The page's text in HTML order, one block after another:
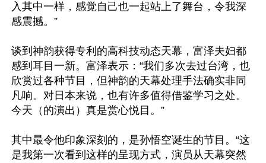
入其中一样，感觉自己也一起站上了舞台，令我深
感震撼。”
谈到神韵获得专利的高科技动态天幕，富泽夫妇都
感到耳目一新。富泽表示：“我们多次去过台湾，也
欣赏过各种节目，但神韵的天幕处理手法确实非同
凡响。对日本来说，也有许多值得借鉴学习之处。
今天（的演出）真是赏心悦目。”
其中最令他印象深刻的，是孙悟空诞生的节目。“这
是我第一次看到这样的呈现方式，演员从天幕突然